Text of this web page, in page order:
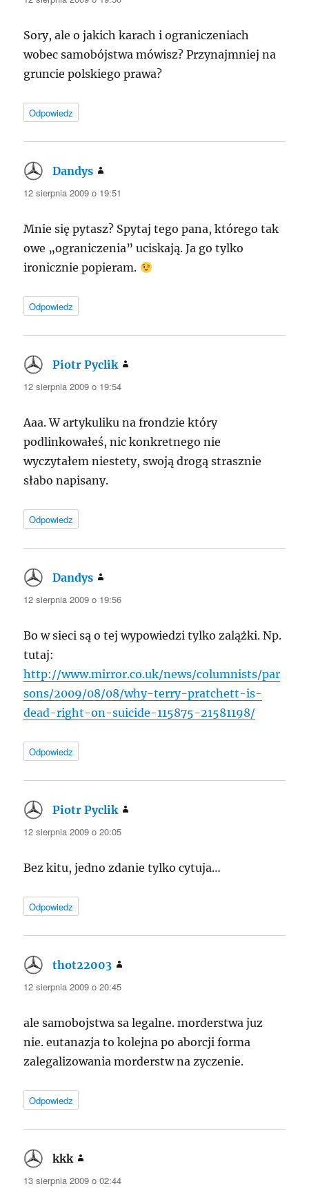
Sory, ale o jakich karach i ograniczeniach
wobec samobójstwa mówisz? Przynajmniej na
gruncie polskiego prawa?
Odpowiedz
Dandys
12 sierpnia 2009 o 19:51
Mnie się pytasz? Spytaj tego pana, którego tak
owe „ograniczenia” uciskają. Ja go tylko
ironicznie popieram.
Odpowiedz
Piotr Pyclik
12 sierpnia 2009 o 19:54
Aaa. W artykuliku na frondzie który
podlinkowałeś, nic konkretnego nie
wyczytałem niestety, swoją drogą strasznie
słabo napisany.
Odpowiedz
Dandys
12 sierpnia 2009 o 19:56
Bo w sieci są o tej wypowiedzi tylko zalążki. Np.
tutaj:
http://www.mirror.co.uk/news/columnists/par
sons/2009/08/08/why-terry-pratchett-is-
dead-right-on-suicide-115875-21581198/
Odpowiedz
Piotr Pyclik
12 sierpnia 2009 o 20:05
Bez kitu, jedno zdanie tylko cytuja…
Odpowiedz
thot22003
12 sierpnia 2009 o 20:45
ale samobojstwa sa legalne. morderstwa juz
nie. eutanazja to kolejna po aborcji forma
zalegalizowania morderstw na zyczenie.
Odpowiedz
kkk
13 sierpnia 2009 o 02:44